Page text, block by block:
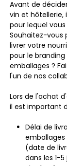
Avant de
vin et hôtellerie,
pour lequel
Souhaitez-vous
livrer votre
pour le
emballages ?
l'un de nos
Lors de l'achat
il est important
Délai de
emballages
(date de
dans les 1-